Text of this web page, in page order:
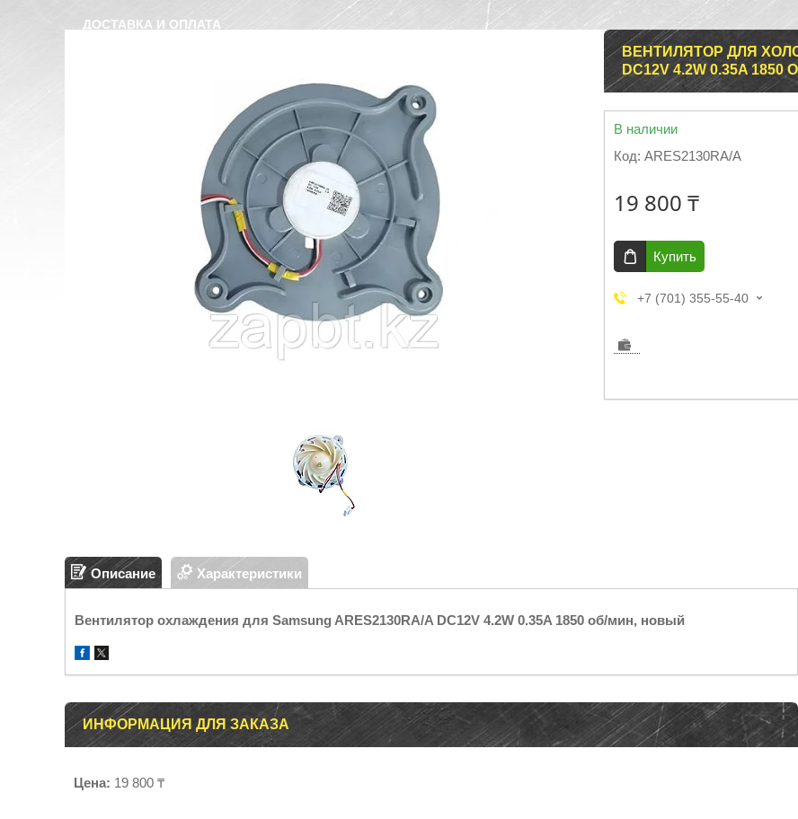
ДОСТАВКА И ОПЛАТА
ВЕНТИЛЯТОР ДЛЯ
DC12V 4.2W 0.35A 1850
В наличии
Код: ARES2130RA/A
19 800 ₸
Купить
+7 (701) 355-55-40
Описание Характеристики
Вентилятор охлаждения для Samsung ARES2130RA/A DC12V 4.2W 0.35A 1850 об/мин, новый
ИНФОРМАЦИЯ ДЛЯ ЗАКАЗА
Цена: 19 800 ₸